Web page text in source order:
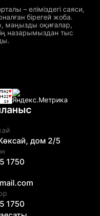
– еліміздегі саяси,
бірегей жоба.
маңызды оқиғалар,
назарымыздан тыс
дом 2/5
1750
1750